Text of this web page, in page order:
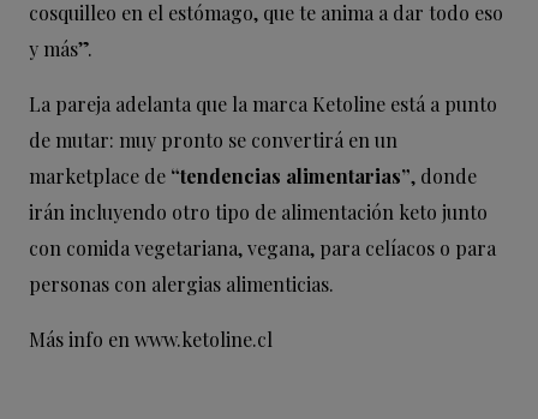
cosquilleo en el estómago, que te anima a dar todo eso
y más”.
La pareja adelanta que la marca Ketoline está a punto
de mutar: muy pronto se convertirá en un
marketplace de “tendencias alimentarias”, donde
irán incluyendo otro tipo de alimentación keto junto
con comida vegetariana, vegana, para celíacos o para
personas con alergias alimenticias.
Más info en www.ketoline.cl